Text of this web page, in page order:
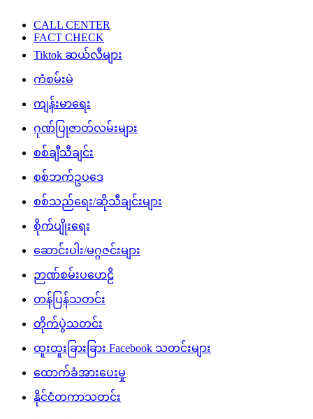
CALL CENTER
FACT CHECK
Tiktok ဆယ်လီများ
ကံစမ်းမဲ
ကျန်းမာရေး
ဂုဏ်ပြုဇာတ်လမ်းများ
စစ်ချီသီချင်း
စစ်ဘက်ဥပဒေ
စစ်သည်ရေး/ဆိုသီချင်းများ
စိုက်ပျိုးရေး
ဆောင်းပါး/မဂ္ဂဇင်းများ
ဉာဏ်စမ်းပဟေဠိ
တန်ပြန်သတင်း
တိုက်ပွဲသတင်း
ထူးထူးခြားခြား Facebook သတင်းများ
ထောက်ခံအားပေးမှု
နိုင်ငံတကာသတင်း